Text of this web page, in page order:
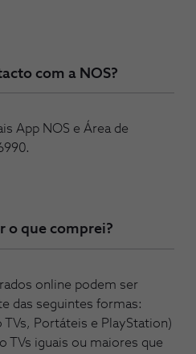
com a NOS?
App NOS e Área de
o que comprei?
online podem ser
das seguintes formas:
TVs, Portáteis e PlayStation)
TVs iguais ou maiores que